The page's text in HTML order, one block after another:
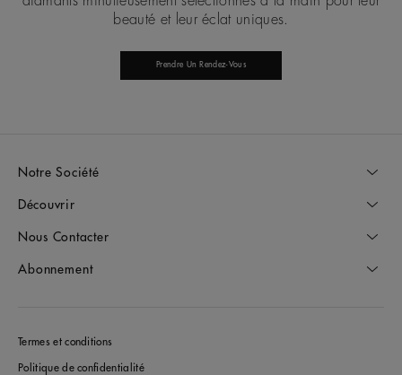
beauté et leur éclat uniques.
Prendre Un Rendez-Vous
Notre Société
Découvrir
Nous Contacter
Abonnement
Termes et conditions
Politique de confidentialité